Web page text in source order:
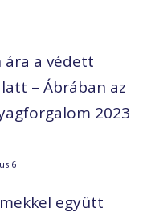
ára a védett
– Ábrában az
2023
6.
együtt